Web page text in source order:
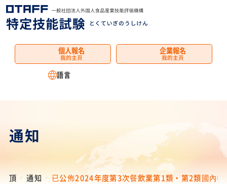
個人報名
我的主頁
企業報名
我的主頁
語言
通知
頂 通知 已公佈2024年度第3次餐飲業第1類・第2類國內